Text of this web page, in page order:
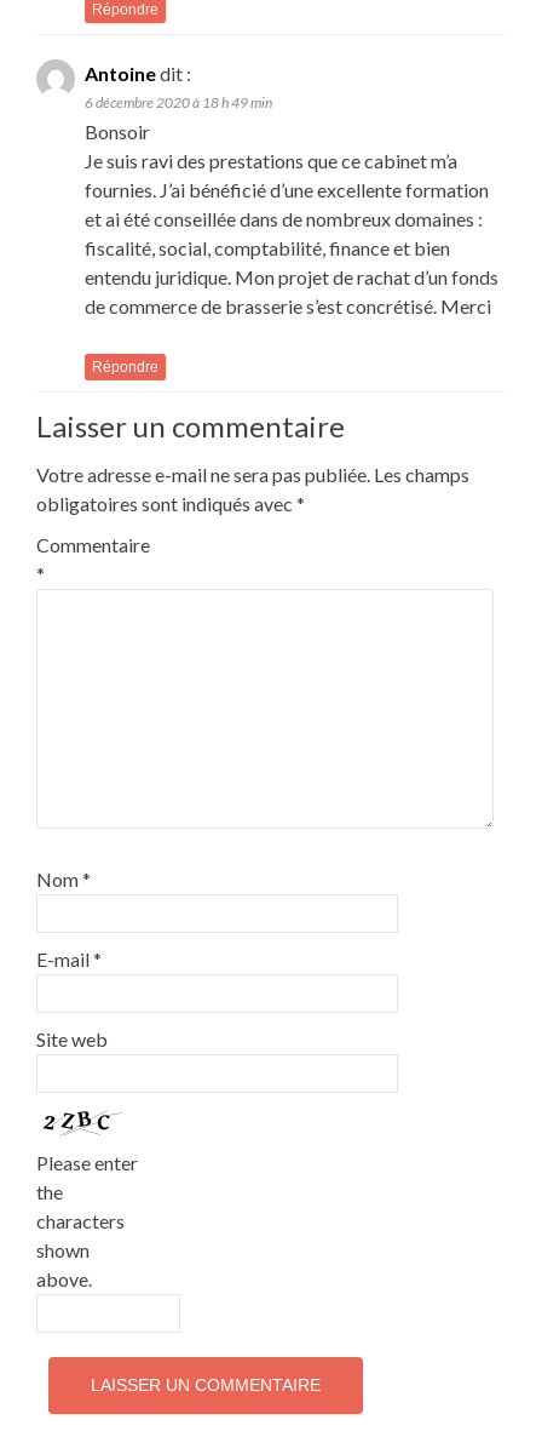
Répondre
Antoinedit :
6 décembre 2020 à 18 h 49 min
Bonsoir
Je suis ravi des prestations que ce cabinet m’a
fournies. J’ai bénéficié d’une excellente formation
et ai été conseillée dans de nombreux domaines :
fiscalité, social, comptabilité, finance et bien
entendu juridique. Mon projet de rachat d’un fonds
de commerce de brasserie s’est concrétisé. Merci
Répondre
Laisser un commentaire
Votre adresse e-mail ne sera pas publiée. Les champs
obligatoires sont indiqués avec *
Commentaire
*
Nom*
E-mail*
Site web
Please enter
the
characters
shown
above.